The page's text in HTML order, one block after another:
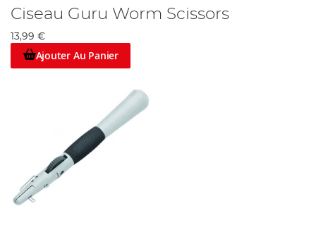
Ciseau Guru Worm Scissors
13,99 €
Ajouter Au Panier